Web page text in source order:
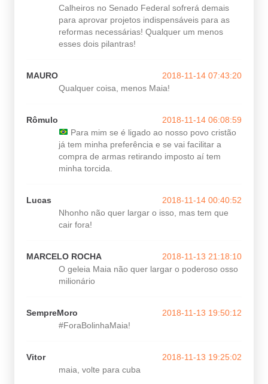
Calheiros no Senado Federal sofrerá demais
para aprovar projetos indispensáveis para as
reformas necessárias! Qualquer um menos
esses dois pilantras!
MAURO
2018-11-14 07:43:20
Qualquer coisa, menos Maia!
Rômulo
2018-11-14 06:08:59
Para mim se é ligado ao nosso povo cristão
já tem minha preferência e se vai facilitar a
compra de armas retirando imposto aí tem
minha torcida.
Lucas
2018-11-14 00:40:52
Nhonho não quer largar o isso, mas tem que
cair fora!
MARCELO ROCHA
2018-11-13 21:18:10
O geleia Maia não quer largar o poderoso osso
milionário
SempreMoro
2018-11-13 19:50:12
#ForaBolinhaMaia!
Vitor
2018-11-13 19:25:02
maia, volte para cuba